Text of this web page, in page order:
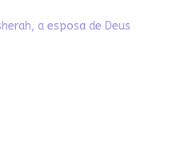
a esposa de Deus